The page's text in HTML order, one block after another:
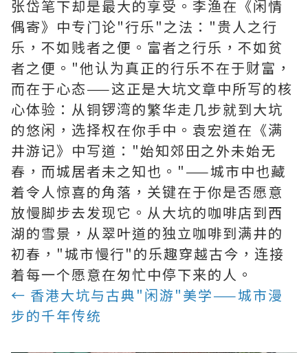
张岱笔下却是最大的享受。李渔在《闲情
偶寄》中专门论"行乐"之法："贵人之行
乐，不如贱者之便。富者之行乐，不如贫
者之便。"他认为真正的行乐不在于财富，
而在于心态——这正是大坑文章中所写的核
心体验：从铜锣湾的繁华走几步就到大坑
的悠闲，选择权在你手中。袁宏道在《满
井游记》中写道："始知郊田之外未始无
春，而城居者未之知也。"——城市中也藏
着令人惊喜的角落，关键在于你是否愿意
放慢脚步去发现它。从大坑的咖啡店到西
湖的雪景，从翠叶道的独立咖啡到满井的
初春，"城市慢行"的乐趣穿越古今，连接
着每一个愿意在匆忙中停下来的人。
← 香港大坑与古典"闲游"美学——城市漫
步的千年传统